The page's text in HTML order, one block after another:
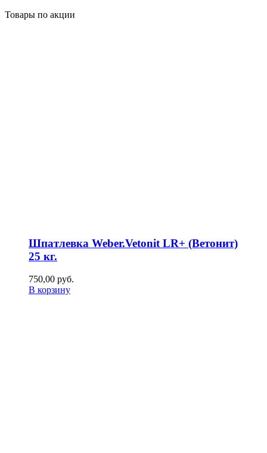
Товары по акции
Шпатлевка Weber.Vetonit LR+ (Ветонит)
25 кг.
750,00 руб.
В корзину